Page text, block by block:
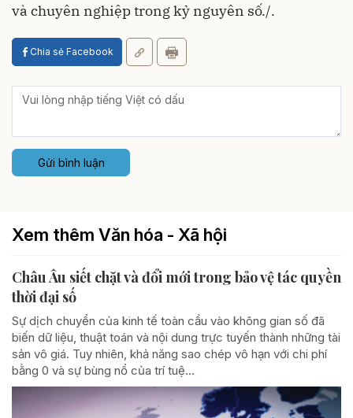
và chuyên nghiệp trong kỷ nguyên số./.
Chia sẻ Facebook
Gửi bình luận
Xem thêm Văn hóa - Xã hội
Châu Âu siết chặt và đổi mới trong bảo vệ tác quyền
thời đại số
Sự dịch chuyển của kinh tế toàn cầu vào không gian số đã
biến dữ liệu, thuật toán và nội dung trực tuyến thành những tài
sản vô giá. Tuy nhiên, khả năng sao chép vô hạn với chi phí
bằng 0 và sự bùng nổ của trí tuệ...